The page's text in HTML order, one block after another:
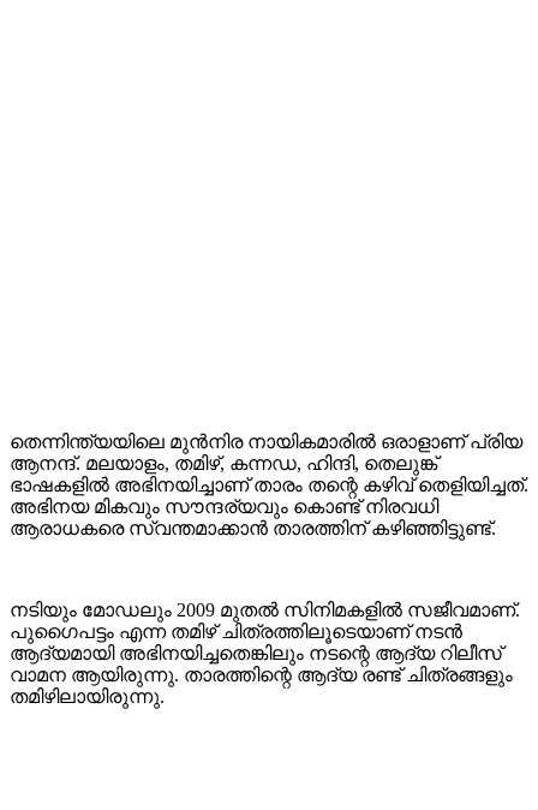
തെന്നിന്ത്യയിലെ മുൻനിര നായികമാരിൽ ഒരാളാണ് പ്രിയ
ആനന്ദ്. മലയാളം, തമിഴ്, കന്നഡ, ഹിന്ദി, തെലുങ്ക്
ഭാഷകളിൽ അഭിനയിച്ചാണ് താരം തന്റെ കഴിവ് തെളിയിച്ചത്.
അഭിനയ മികവും സൗന്ദര്യവും കൊണ്ട് നിരവധി
ആരാധകരെ സ്വന്തമാക്കാൻ താരത്തിന് കഴിഞ്ഞിട്ടുണ്ട്.
നടിയും മോഡലും 2009 മുതൽ സിനിമകളിൽ സജീവമാണ്.
പുഗൈപട്ടം എന്ന തമിഴ് ചിത്രത്തിലൂടെയാണ് നടൻ
ആദ്യമായി അഭിനയിച്ചതെങ്കിലും നടന്റെ ആദ്യ റിലീസ്
വാമന ആയിരുന്നു. താരത്തിന്റെ ആദ്യ രണ്ട് ചിത്രങ്ങളും
തമിഴിലായിരുന്നു.